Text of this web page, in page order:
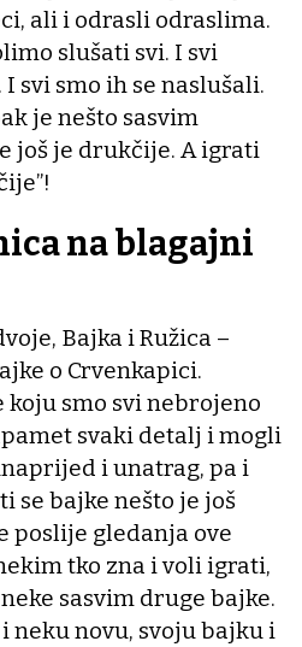
ali i odrasli odraslima.
slušati svi. I svi
svi smo ih se naslušali.
je nešto sasvim
još je drukčije. A igrati
na blagajni
Bajka i Ružica –
o Crvenkapici.
koju smo svi nebrojeno
svaki detalj i mogli
i unatrag, pa i
se bajke nešto je još
poslije gledanja ove
tko zna i voli igrati,
sasvim druge bajke.
neku novu, svoju bajku i